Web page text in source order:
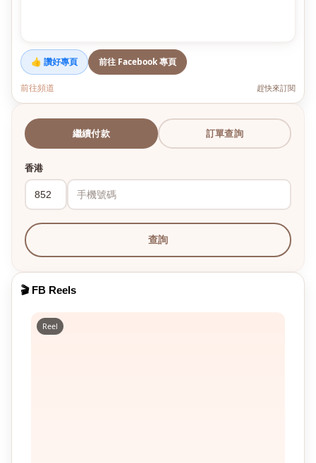
👍 讚好專頁 前往 Facebook 專頁
前往頻道 趕快來訂閱
繼續付款 訂單查詢
香港
查詢
🎬 FB Reels
Reel